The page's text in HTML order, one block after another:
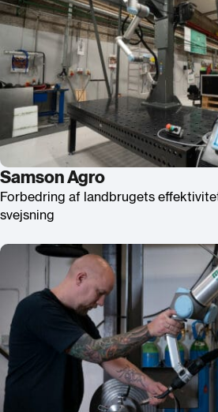
Samson Agro
Forbedring af landbrugets
svejsning